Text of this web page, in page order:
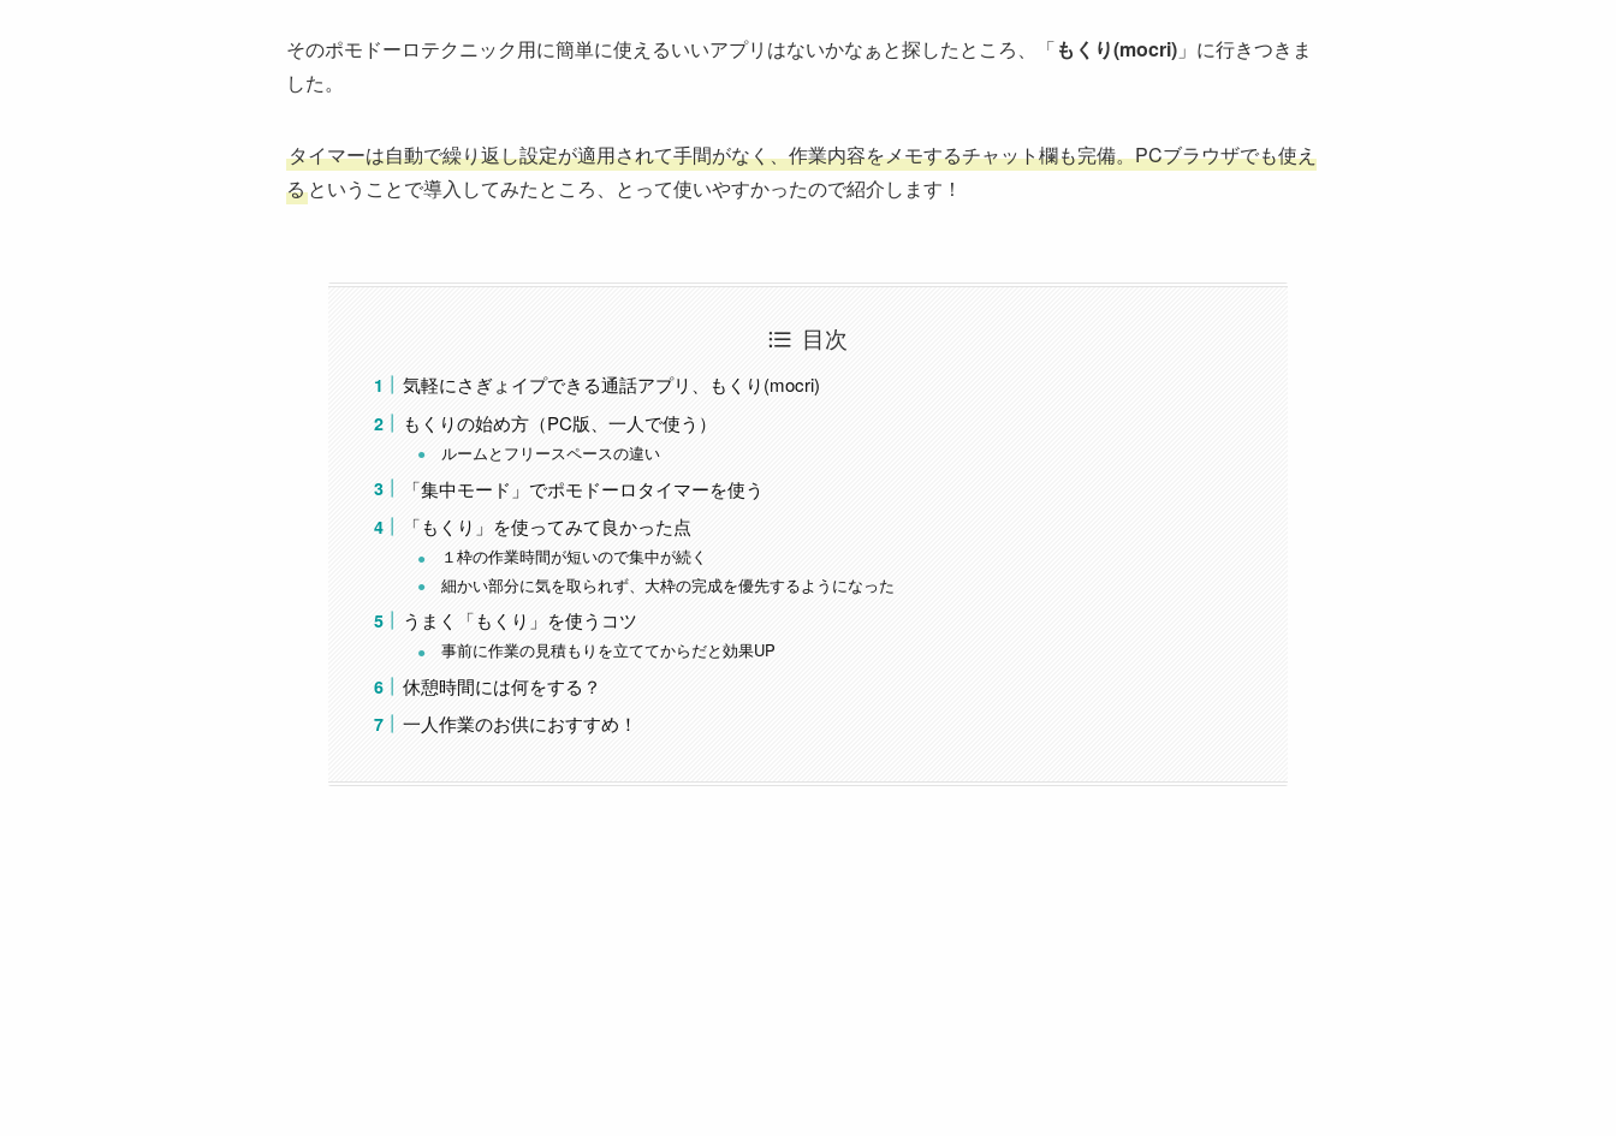
そのポモドーロテクニック用に簡単に使えるいいアプリはないかなぁと探したところ、「もくり(mocri) 」に行きつきま
した。
タイマーは自動で繰り返し設定が適用されて手間がなく、作業内容をメモするチャット欄も完備。PCブラウザでも使え
るということで導入してみたところ、とって使いやすかったので紹介します！
目次
気軽にさぎょイプできる通話アプリ、もくり(mocri)
もくりの始め方（PC版、一人で使う）
ルームとフリースペースの違い
「集中モード」でポモドーロタイマーを使う
「もくり」を使ってみて良かった点
１枠の作業時間が短いので集中が続く
細かい部分に気を取られず、大枠の完成を優先するようになった
うまく「もくり」を使うコツ
事前に作業の見積もりを立ててからだと効果UP
休憩時間には何をする？
一人作業のお供におすすめ！